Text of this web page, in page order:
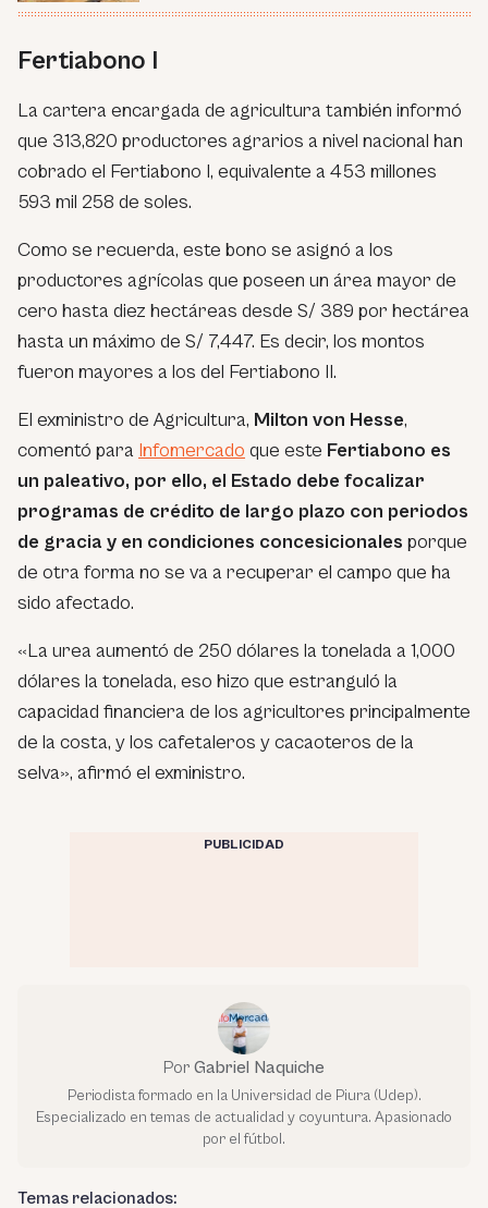
Fertiabono I
La cartera encargada de agricultura también informó
que 313,820 productores agrarios a nivel nacional han
cobrado el Fertiabono I, equivalente a 453 millones
593 mil 258 de soles.
Como se recuerda, este bono se asignó a los
productores agrícolas que poseen un área mayor de
cero hasta diez hectáreas desde S/ 389 por hectárea
hasta un máximo de S/ 7,447. Es decir, los montos
fueron mayores a los del Fertiabono II.
El exministro de Agricultura, Milton von Hesse,
comentó para Infomercado que este Fertiabono es
un paleativo, por ello, el Estado debe focalizar
programas de crédito de largo plazo con periodos
de gracia y en condiciones concesicionales porque
de otra forma no se va a recuperar el campo que ha
sido afectado.
«La urea aumentó de 250 dólares la tonelada a 1,000
dólares la tonelada, eso hizo que estranguló la
capacidad financiera de los agricultores principalmente
de la costa, y los cafetaleros y cacaoteros de la
selva», afirmó el exministro.
PUBLICIDAD
Por Gabriel Naquiche
Periodista formado en la Universidad de Piura (Udep).
Especializado en temas de actualidad y coyuntura. Apasionado
por el fútbol.
Temas relacionados: